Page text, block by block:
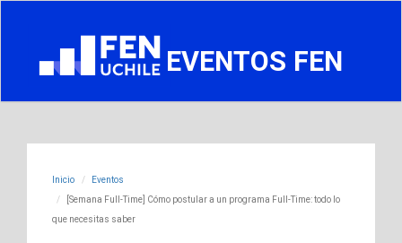
EVENTOS FEN
Inicio
Eventos
[Semana Full-Time] Cómo postular a un programa Full-Time: todo lo
que necesitas saber